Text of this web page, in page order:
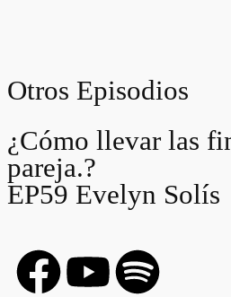
Otros Episodios
¿Cómo llevar las
pareja.?
EP59 Evelyn Solís